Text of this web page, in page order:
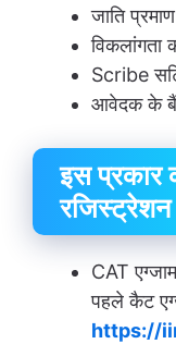
जाति
विकलांगता
Scribe
आवेदक के
इस प्रकार
रजिस्ट्रेशन
CAT
पहले कैट
https://